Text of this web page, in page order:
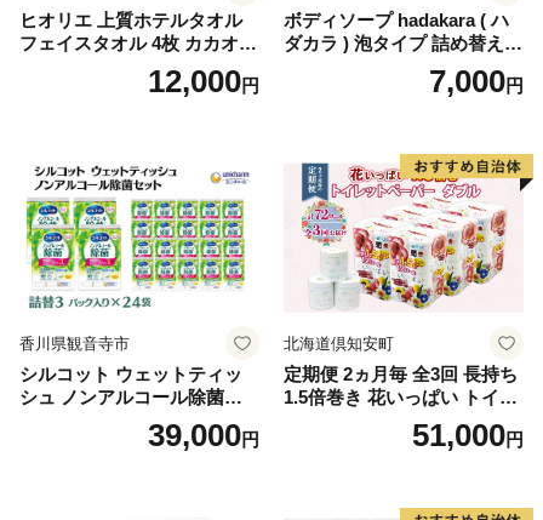
ヒオリエ 上質ホテルタオル
フェイスタオル 4枚 カカオ
【タオル 泉州タオル 吸水 普
段使い 無地 シンプル 日用品
12,000円
ボディソープ hadakara ( ハ
ダカラ ) 泡タイプ 詰め替え 4
40ml×4袋 ボディーソープ 泡
ボディソープ 泡 日用品 消耗
泡石鹸 石鹸 兵庫 兵庫県 小野
7,000円
香川県観音寺市
シルコット ウェットティッ
シュ ノンアルコール除菌詰
替（43枚×3P）×24袋 日用品
おもちゃ 拭き取り 手拭き 外
39,000円
北海道倶知安町
定期便 2ヵ月毎 全3回 長持ち
1.5倍巻き 花いっぱい トイレ
ットペーパー ダブル 45ｍ 計
72ロール 全18種 花柄 プリン
ー 消耗品 備蓄 送料無料 北海
51,000円